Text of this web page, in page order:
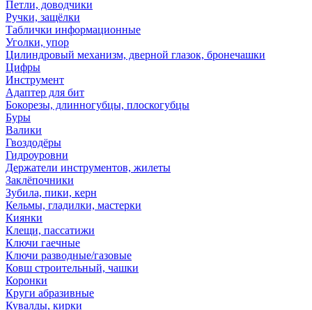
Петли, доводчики
Ручки, защёлки
Таблички информационные
Уголки, упор
Цилиндровый механизм, дверной глазок, бронечашки
Цифры
Инструмент
Адаптер для бит
Бокорезы, длинногубцы, плоскогубцы
Буры
Валики
Гвоздодёры
Гидроуровни
Держатели инструментов, жилеты
Заклёпочники
Зубила, пики, керн
Кельмы, гладилки, мастерки
Киянки
Клещи, пассатижи
Ключи гаечные
Ключи разводные/газовые
Ковш строительный, чашки
Коронки
Круги абразивные
Кувалды, кирки